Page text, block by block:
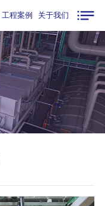
工程案例 关于我们